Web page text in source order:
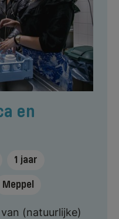
en
1 jaar
Meppel
(natuurlijke)